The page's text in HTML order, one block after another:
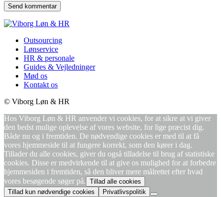
Outsourcing
Lønservice
HR & personale
Guides & Vejledninger
Mød os
Kontakt os
© Viborg Løn & HR
Hos Viborg Løn & HR anvender vi cookies, for at sikre at vi giver
den bedst mulige oplevelse af vores website, for lige præcist dig.
Både nu og i fremtiden. De nødvendige cookies er med til at få
vores hjemmeside til at fungere korrekt, som den kører i dag.
Tillader du alle cookies, giver du også tilladelse til brug af statistiske
cookies. Disse er medvirkende til at give os mulighed for at forbedre
hjemmesiden i fremtiden, så den bliver mere målrettet efter hvad
vores besøgende søger på. Tillad alle cookies
Tillad kun nødvendige cookies
Privatlivspolitik